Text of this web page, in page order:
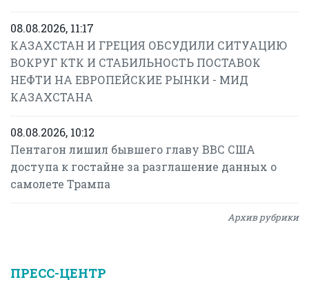
08.08.2026, 11:17
КАЗАХСТАН И ГРЕЦИЯ ОБСУДИЛИ СИТУАЦИЮ
ВОКРУГ КТК И СТАБИЛЬНОСТЬ ПОСТАВОК
НЕФТИ НА ЕВРОПЕЙСКИЕ РЫНКИ - МИД
КАЗАХСТАНА
08.08.2026, 10:12
Пентагон лишил бывшего главу ВВС США
доступа к гостайне за разглашение данных о
самолете Трампа
Архив рубрики
ПРЕСС-ЦЕНТР